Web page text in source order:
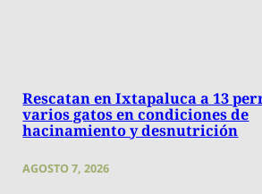
Rescatan en Ixtapaluca a 13
varios gatos en condiciones de
hacinamiento y desnutrición
AGOSTO 7, 2026